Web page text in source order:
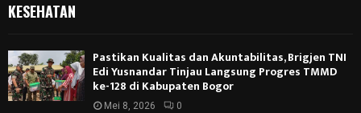
KESEHATAN
Pastikan Kualitas dan Akuntabilitas, Brigjen TNI
Edi Yusnandar Tinjau Langsung Progres TMMD
ke-128 di Kabupaten Bogor
Mei 8, 2026 0